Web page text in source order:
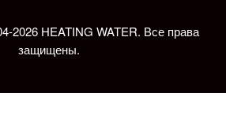
2026 HEATING WATER. Все права
защищены.